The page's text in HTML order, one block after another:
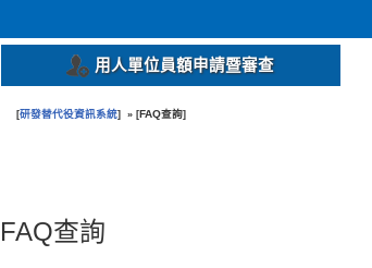
用人單位員額申請暨審查
[研發替代役資訊系統] » [FAQ查詢]
FAQ查詢